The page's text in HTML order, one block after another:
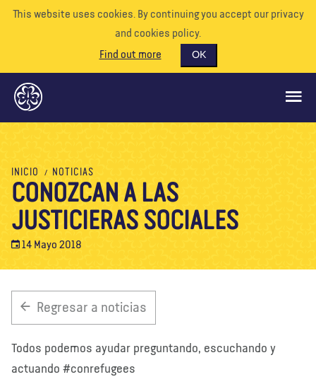
This website uses cookies. By continuing you accept our privacy
and cookies policy.
Find out more
OK
QUÉ HACEMOS
APÓYENOS
VOLUNTARIO
EVENTOS
NUESTRO MUNDO
RECURSOS
INICIO NOTICIAS
CONOZCAN A LAS
JUSTICIERAS SOCIALES
14 Mayo 2018
Regresar a noticias
Todos podemos ayudar preguntando, escuchando y
actuando #conrefugees